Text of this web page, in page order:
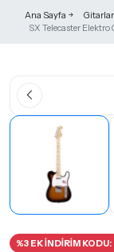
Ana Sayfa Gitarlar
SX Telecaster
%3 EK İNDİRİM